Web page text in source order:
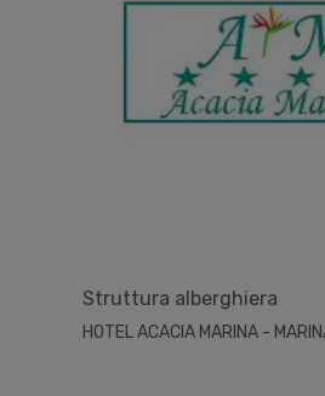
Struttura alberghiera
HOTEL ACACIA MARINA -